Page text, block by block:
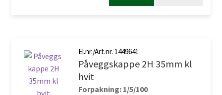
El.nr./Art.nr. 1449641
Påveggskappe 2H 35mm kl
hvit
Forpakning: 1/5/100